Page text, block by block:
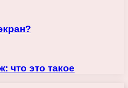
что это такое